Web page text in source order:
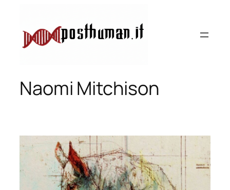
contenuto
Naomi Mitchison